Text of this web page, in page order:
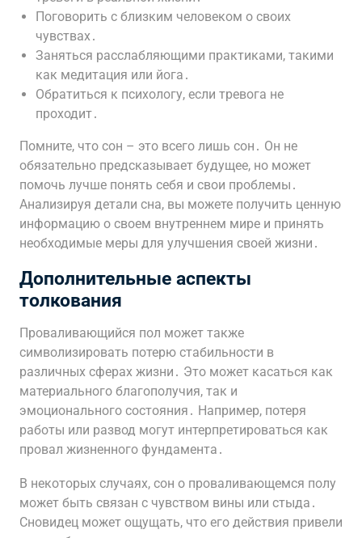
Поговорить с близким человеком о своих
чувствах․
Заняться расслабляющими практиками, такими
как медитация или йога․
Обратиться к психологу, если тревога не
проходит․
Помните, что сон – это всего лишь сон․ Он не
обязательно предсказывает будущее, но может
помочь лучше понять себя и свои проблемы․
Анализируя детали сна, вы можете получить ценную
информацию о своем внутреннем мире и принять
необходимые меры для улучшения своей жизни․
Дополнительные аспекты
толкования
Проваливающийся пол может также
символизировать потерю стабильности в
различных сферах жизни․ Это может касаться как
материального благополучия, так и
эмоционального состояния․ Например, потеря
работы или развод могут интерпретироваться как
провал жизненного фундамента․
В некоторых случаях, сон о проваливающемся полу
может быть связан с чувством вины или стыда․
Сновидец может ощущать, что его действия привели